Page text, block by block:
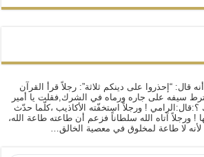
قال: “إحذروا على دينكم ثلاثة”: رجلاً قرأ القرآن
سيفه على جاره ورماه في الشرك,فقلت يا أمير
؟:قال:الرامي ! ورجلاً استخفّته الأكاذيب ،كلّما حدّث
! ورجلاً آتاه الله سلطاناً فزعم أن طاعته طاعة الله،
لا طاعة لمخلوق في معصية الخالق…